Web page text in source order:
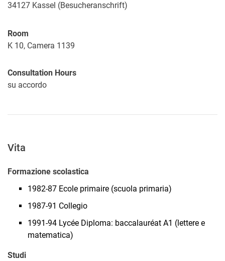
34127 Kassel (Besucheranschrift)
Room
K 10, Camera 1139
Consultation Hours
su accordo
Vita
Formazione scolastica
1982-87 Ecole primaire (scuola primaria)
1987-91 Collegio
1991-94 Lycée Diploma: baccalauréat A1 (lettere e
matematica)
Studi